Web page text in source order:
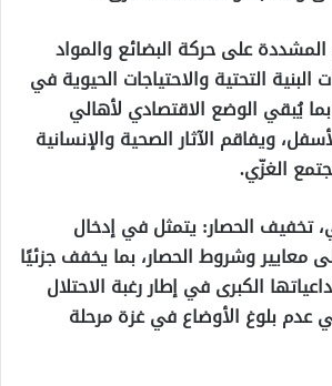
على حركة البضائع والمواد
التحتية والاحتياجات الحيوية في
يُبقي الوضع الاقتصادي لأهالي
ويفاقم الآثار الصحية والإنسانية
الغزّي.
تخفيف الحصار: يتمثل في إدخال
معايير وشروط الحصار، بما يخفف جزئيًا
الكبرى في إطار رغبة الاحتلال
عدم بلوغ الأوضاع في غزة مرحلة